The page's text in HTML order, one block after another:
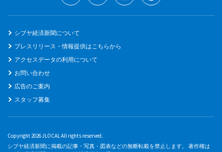
シブヤ経済新聞について
プレスリリース・情報提供はこちらから
アクセスデータの利用について
お問い合わせ
広告のご案内
スタッフ募集
Copyright 2026 JLOCAL All rights reserved.
シブヤ経済新聞に掲載の記事・写真・図表などの無断転載を禁止します。 著作権は